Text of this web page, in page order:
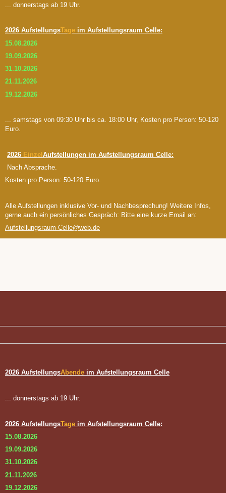
... donnerstags ab 19 Uhr.
2026 AufstellungsTage im Aufstellungsraum Celle:
15.08.2026
19.09.2026
31.10.2026
21.11.2026
19.12.2026
... samstags von 09:30 Uhr bis ca. 18:00 Uhr, Kosten pro Person: 50-120
Euro.
2026 Einzel Aufstellungen im Aufstellungsraum Celle:
Nach Absprache.
Kosten pro Person: 50-120 Euro.
Alle Aufstellungen inklusive Vor- und Nachbesprechung! Weitere Infos,
gerne auch ein persönliches Gespräch: Bitte eine kurze Email an:
Aufstellungsraum-Celle@web.de
2026 AufstellungsAbende im Aufstellungsraum Celle
... donnerstags ab 19 Uhr.
2026 AufstellungsTage im Aufstellungsraum Celle:
15.08.2026
19.09.2026
31.10.2026
21.11.2026
19.12.2026